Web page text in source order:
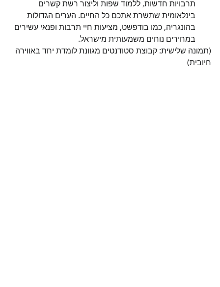
תרבויות חדשות, ללמוד שפות וליצור רשת קשרים
בינלאומית שתשרת אתכם כל החיים. הערים הגדולות
בהונגריה, כמו בודפשט, מציעות חיי תרבות ופנאי עשירים
במחירים נוחים משמעותית מישראל.
(תמונה שלישית: קבוצת סטודנטים מגוונת לומדת יחד באווירה
חיובית)